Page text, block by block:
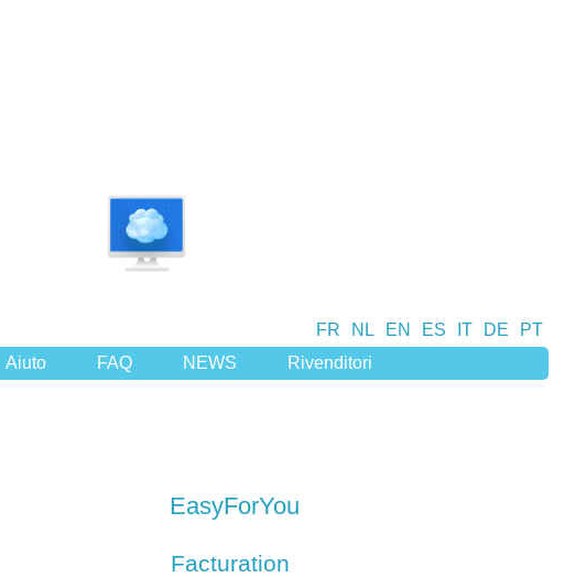
FR NL EN ES IT DE PT
Aiuto FAQ NEWS Rivenditori
EasyForYou
Facturation